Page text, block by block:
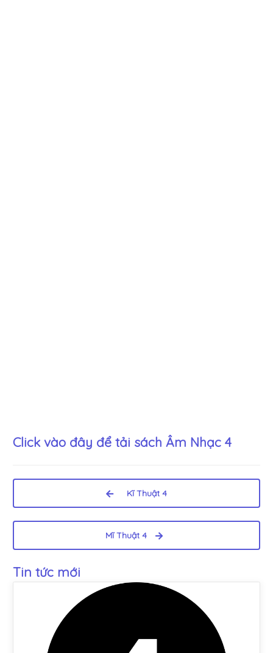
Click vào đây để tải sách Âm Nhạc 4
Kĩ Thuật 4
Mĩ Thuật 4
Tin tức mới